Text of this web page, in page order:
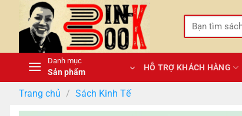
dung
Tìm
kiếm:
Danh mục
Sản phẩm HỖ TRỢ KHÁCH HÀNG
Trang chủ / Sách Kinh Tế